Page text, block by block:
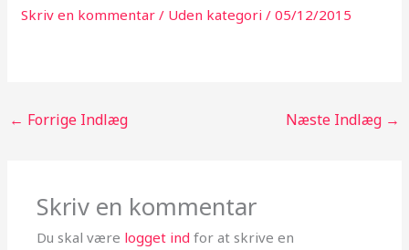
Skriv en kommentar / Uden kategori /05/12/2015
← Forrige Indlæg Næste Indlæg →
Skriv en kommentar
Du skal være logget ind for at skrive en